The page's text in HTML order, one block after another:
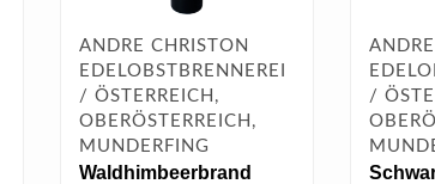
ANDRE CHRISTON
EDELOBSTBRENNEREI
/ ÖSTERREICH,
OBERÖSTERREICH,
MUNDERFING
Waldhimbeerbrand
/